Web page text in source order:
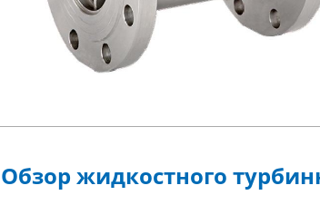
Обзор жидкостного